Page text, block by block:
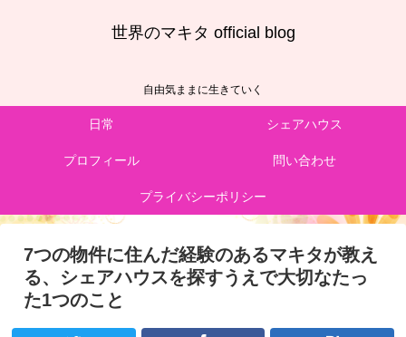
世界のマキタ official blog
自由気ままに生きていく
日常 シェアハウス
プロフィール 問い合わせ
プライバシーポリシー
7つの物件に住んだ経験のあるマキタが教え
る、シェアハウスを探すうえで大切なたっ
た1つのこと